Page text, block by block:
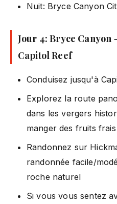
Nuit: Bryce Canyon
Jour 4: Bryce
Capitol Reef
Conduisez jusqu'à
Explorez la route
dans les vergers
manger des fruits
Randonnez sur
randonnée facile/
roche naturel
Si vous vous sentez